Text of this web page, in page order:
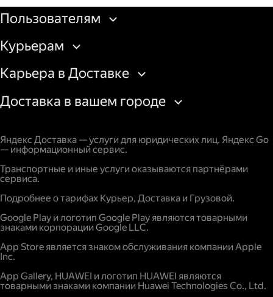
Пользователям
Курьерам
Карьера в Доставке
Доставка в вашем городе
Яндекс Доставка — услуги для юридических лиц. Яндекс Go
— информационный сервис.
Транспортные и иные услуги оказываются партнёрами
сервиса.
Подробнее о тарифах Курьер, Доставка и Грузовой.
Google Play и логотип Google Play являются товарными
знаками корпорации Google LLC.
App Store является знаком обслуживания компании Apple
Inc.
App Gallery, HUAWEI и логотип HUAWEI являются
товарными знаками компании Huawei Technologies Co., Ltd.